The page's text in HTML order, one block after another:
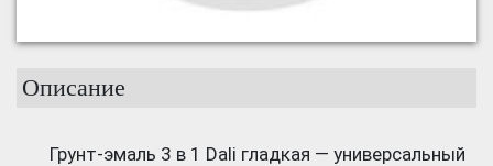
Описание
Грунт-эмаль 3 в 1 Dali гладкая — универсальный